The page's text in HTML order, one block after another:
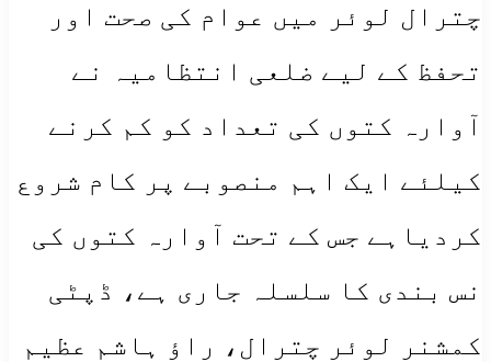
چترال لوئر میں عوام کی صحت اور
تحفظ کے لیے ضلعی انتظامیہ نے
آوارہ کتوں کی تعداد کو کم کرنے
کیلئے ایک اہم منصوبے پر کام شروع
کردیاہے جس کے تحت آوارہ کتوں کی
نس بندی کا سلسلہ جاری ہے، ڈپٹی
کمشنر لوئر چترال، راؤ ہاشم عظیم